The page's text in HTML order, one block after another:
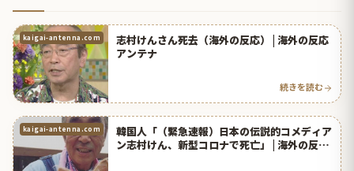
kaigai-antenna.com
志村けんさん死去（海外の反応） | 海外の反応
アンテナ
続きを読む
kaigai-antenna.com
韓国人「（緊急速報）日本の伝説的コメディア
ン志村けん、新型コロナで死亡」 | 海外の反応